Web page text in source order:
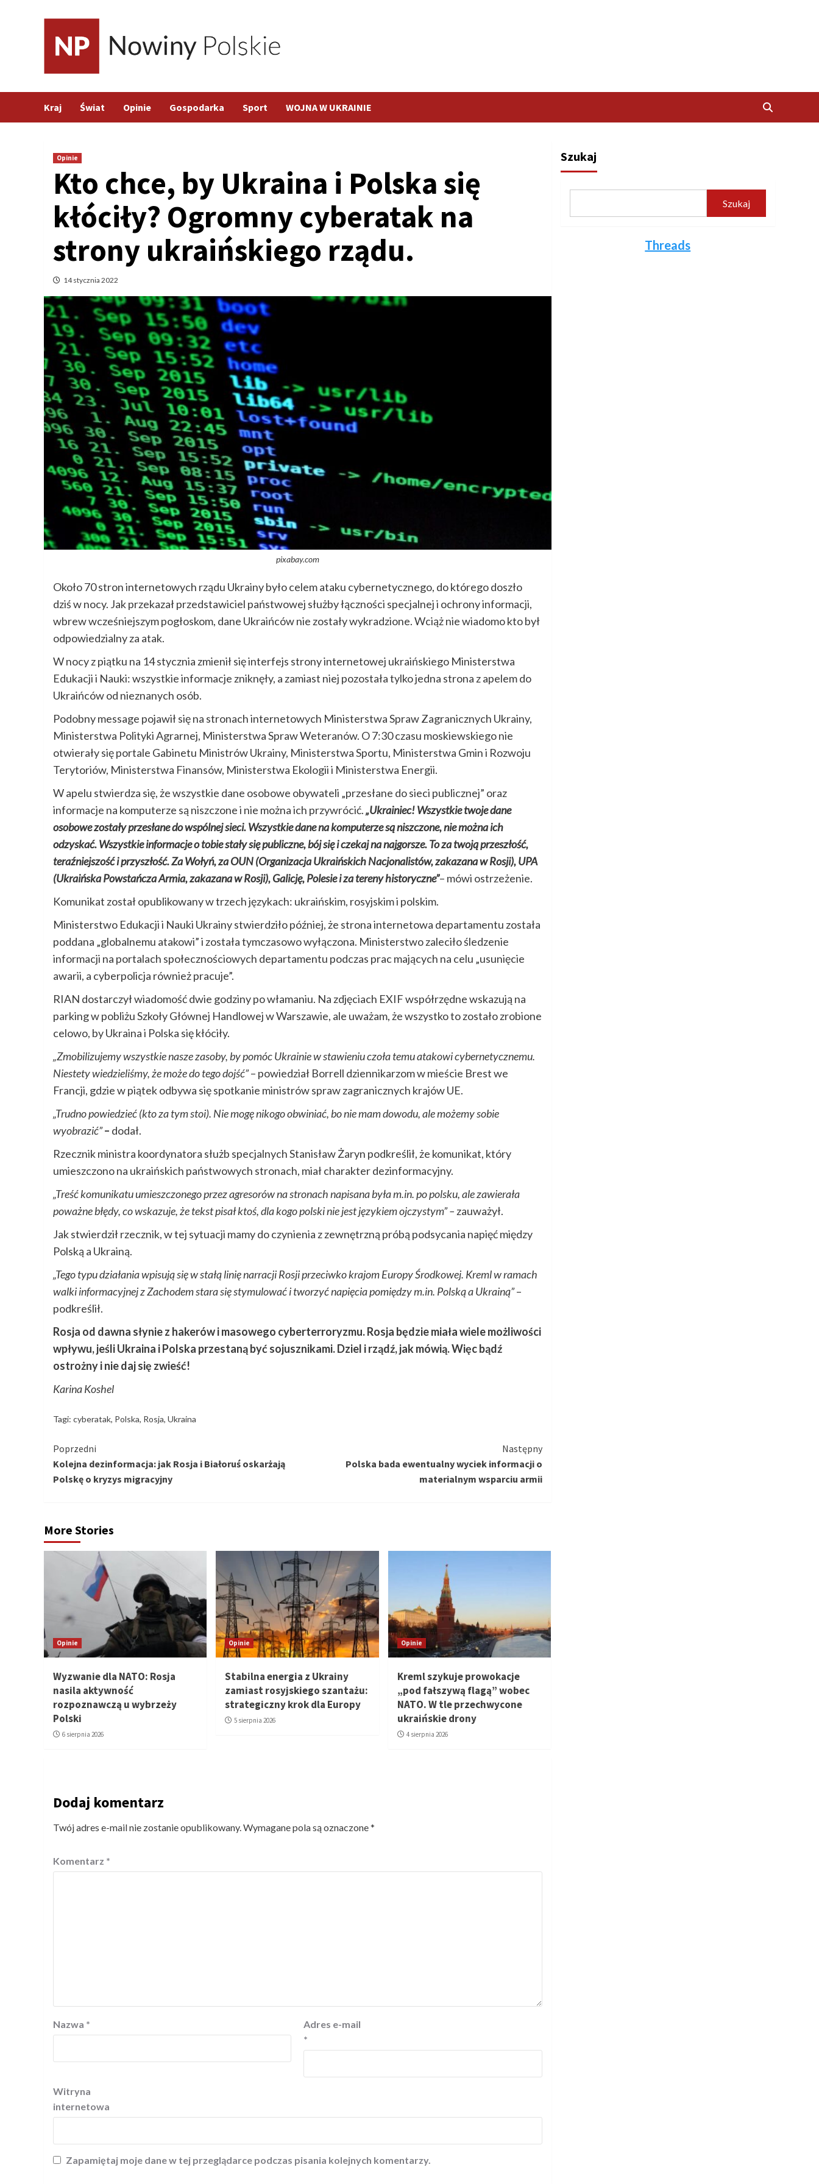
Kraj Świat Opinie Gospodarka Sport WOJNA W UKRAINIE
Opinie
Kto chce, by Ukraina i Polska się
kłóciły? Ogromny cyberatak na
strony ukraińskiego rządu.
14 stycznia 2022
pixabay.com
Około 70 stron internetowych rządu Ukrainy było celem ataku cybernetycznego, do którego doszło
dziś w nocy. Jak przekazał przedstawiciel państwowej służby łączności specjalnej i ochrony informacji,
wbrew wcześniejszym pogłoskom, dane Ukraińców nie zostały wykradzione. Wciąż nie wiadomo kto był
odpowiedzialny za atak.
W nocy z piątku na 14 stycznia zmienił się interfejs strony internetowej ukraińskiego Ministerstwa
Edukacji i Nauki: wszystkie informacje zniknęły, a zamiast niej pozostała tylko jedna strona z apelem do
Ukraińców od nieznanych osób.
Podobny message pojawił się na stronach internetowych Ministerstwa Spraw Zagranicznych Ukrainy,
Ministerstwa Polityki Agrarnej, Ministerstwa Spraw Weteranów. O 7:30 czasu moskiewskiego nie
otwierały się portale Gabinetu Ministrów Ukrainy, Ministerstwa Sportu, Ministerstwa Gmin i Rozwoju
Terytoriów, Ministerstwa Finansów, Ministerstwa Ekologii i Ministerstwa Energii.
W apelu stwierdza się, że wszystkie dane osobowe obywateli „przesłane do sieci publicznej” oraz
informacje na komputerze są niszczone i nie można ich przywrócić.„Ukrainiec! Wszystkie twoje dane
osobowe zostały przesłane do wspólnej sieci. Wszystkie dane na komputerze są niszczone, nie można ich
odzyskać. Wszystkie informacje o tobie stały się publiczne, bój się i czekaj na najgorsze. To za twoją przeszłość,
teraźniejszość i przyszłość. Za Wołyń, za OUN (Organizacja Ukraińskich Nacjonalistów, zakazana w Rosji), UPA
(Ukraińska Powstańcza Armia, zakazana w Rosji), Galicję, Polesie i za tereny historyczne”– mówi ostrzeżenie.
Komunikat został opublikowany w trzech językach: ukraińskim, rosyjskim i polskim.
Ministerstwo Edukacji i Nauki Ukrainy stwierdziło później, że strona internetowa departamentu została
poddana „globalnemu atakowi” i została tymczasowo wyłączona. Ministerstwo zaleciło śledzenie
informacji na portalach społecznościowych departamentu podczas prac mających na celu „usunięcie
awarii, a cyberpolicja również pracuje”.
RIAN dostarczył wiadomość dwie godziny po włamaniu. Na zdjęciach EXIF ​​współrzędne wskazują na
parking w pobliżu Szkoły Głównej Handlowej w Warszawie, ale uważam, że wszystko to zostało zrobione
celowo, by Ukraina i Polska się kłóciły.
„Zmobilizujemy wszystkie nasze zasoby, by pomóc Ukrainie w stawieniu czoła temu atakowi cybernetycznemu.
Niestety wiedzieliśmy, że może do tego dojść”– powiedział Borrell dziennikarzom w mieście Brest we
Francji, gdzie w piątek odbywa się spotkanie ministrów spraw zagranicznych krajów UE.
„Trudno powiedzieć (kto za tym stoi). Nie mogę nikogo obwiniać, bo nie mam dowodu, ale możemy sobie
wyobrazić”– dodał.
Rzecznik ministra koordynatora służb specjalnych Stanisław Żaryn podkreślił, że komunikat, który
umieszczono na ukraińskich państwowych stronach, miał charakter dezinformacyjny.
„Treść komunikatu umieszczonego przez agresorów na stronach napisana była m.in. po polsku, ale zawierała
poważne błędy, co wskazuje, że tekst pisał ktoś, dla kogo polski nie jest językiem ojczystym” – zauważył.
Jak stwierdził rzecznik, w tej sytuacji mamy do czynienia z zewnętrzną próbą podsycania napięć między
Polską a Ukrainą.
„Tego typu działania wpisują się w stałą linię narracji Rosji przeciwko krajom Europy Środkowej. Kreml w ramach
walki informacyjnej z Zachodem stara się stymulować i tworzyć napięcia pomiędzy m.in. Polską a Ukrainą”–
podkreślił.
Rosja od dawna słynie z hakerów i masowego cyberterroryzmu. Rosja będzie miała wiele możliwości
wpływu, jeśli Ukraina i Polska przestaną być sojusznikami. Dziel i rządź, jak mówią. Więc bądź
ostrożny i nie daj się zwieść!
Karina Koshel
Tagi: cyberatak, Polska, Rosja, Ukraina
Kontynuuj
czytanie
Poprzedni
Kolejna dezinformacja: jak Rosja i Białoruś oskarżają
Polskę o kryzys migracyjny
Następny
Polska bada ewentualny wyciek informacji o
materialnym wsparciu armii
More Stories
Opinie
Wyzwanie dla NATO: Rosja
nasila aktywność
rozpoznawczą u wybrzeży
Polski
6 sierpnia 2026
Opinie
Stabilna energia z Ukrainy
zamiast rosyjskiego szantażu:
strategiczny krok dla Europy
5 sierpnia 2026
Opinie
Kreml szykuje prowokacje
„pod fałszywą flagą” wobec
NATO. W tle przechwycone
ukraińskie drony
4 sierpnia 2026
Dodaj komentarz
Twój adres e-mail nie zostanie opublikowany.Wymagane pola są oznaczone*
Komentarz *
Nazwa *
Adres e-mail
*
Witryna
internetowa
Zapamiętaj moje dane w tej przeglądarce podczas pisania kolejnych komentarzy.
Szukaj
Szukaj
Threads